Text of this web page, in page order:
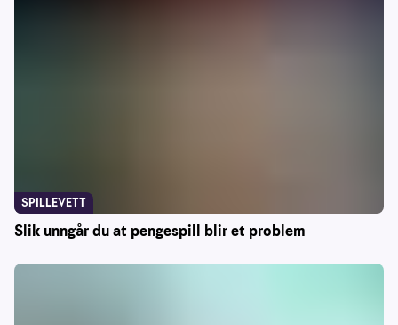
Slik unngår du at pengespill blir et problem
SPILLEVETT